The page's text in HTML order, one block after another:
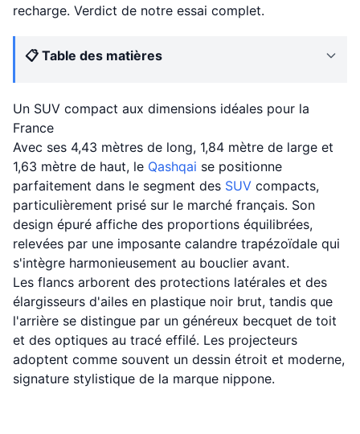
recharge. Verdict de notre essai complet.
📋 Table des matières
Un SUV compact aux dimensions idéales pour la
France
Avec ses 4,43 mètres de long, 1,84 mètre de large et
1,63 mètre de haut, le Qashqai se positionne
parfaitement dans le segment des SUV compacts,
particulièrement prisé sur le marché français. Son
design épuré affiche des proportions équilibrées,
relevées par une imposante calandre trapézoïdale qui
s'intègre harmonieusement au bouclier avant.
Les flancs arborent des protections latérales et des
élargisseurs d'ailes en plastique noir brut, tandis que
l'arrière se distingue par un généreux becquet de toit
et des optiques au tracé effilé. Les projecteurs
adoptent comme souvent un dessin étroit et moderne,
signature stylistique de la marque nippone.